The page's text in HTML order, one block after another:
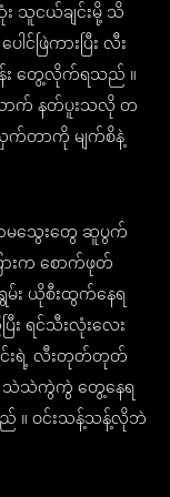
သူငယ်ချင်းမို့ သိ
ဖြဲကားပြီး လီး
န်း တွေ့လိုက်ရသည် ။
ောက် နတ်ပူးသလို တ
တာကို မျက်စိနဲ့
မသွေးတွေ ဆူပွက်
းက စောက်ဖုတ်
မ်း ယိုစီးထွက်နေရ
း ရင်သီးလုံးလေး
းရဲ့ လီးတုတ်တုတ်
သဲသဲကွဲကွဲ တွေ့နေရ
။ ဝင်းသန့်သန့်လိုဘဲ